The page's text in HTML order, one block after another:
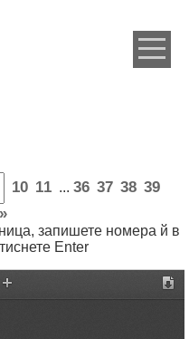
10 11 ... 36 37 38 39
»
запишете номера й в
Enter